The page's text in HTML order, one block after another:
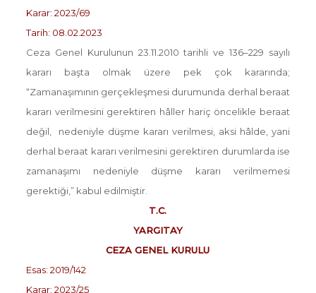
Karar: 2023/69
Tarih: 08.02.2023
Ceza Genel Kurulunun 23.11.2010 tarihli ve 136–229 sayılı
kararı başta olmak üzere pek çok kararında;
“Zamanaşımının gerçekleşmesi durumunda derhal beraat
kararı verilmesini gerektiren hâller hariç öncelikle beraat
değil, nedeniyle düşme kararı verilmesi, aksi hâlde, yani
derhal beraat kararı verilmesini gerektiren durumlarda ise
zamanaşımı nedeniyle düşme kararı verilmemesi
gerektiği,” kabul edilmiştir.
T.C.
YARGITAY
CEZA GENEL KURULU
Esas: 2019/142
Karar: 2023/25